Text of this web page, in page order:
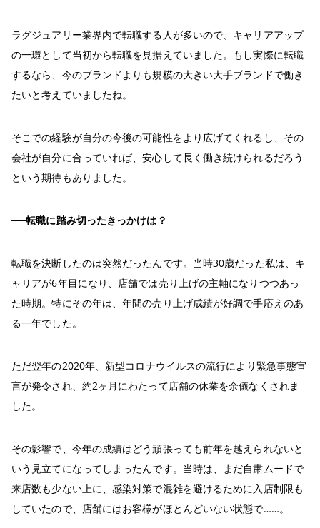
ラグジュアリー業界内で転職する人が多いので、キャリアアップ
の一環として当初から転職を見据えていました。もし実際に転職
するなら、今のブランドよりも規模の大きい大手ブランドで働き
たいと考えていましたね。
そこでの経験が自分の今後の可能性をより広げてくれるし、その
会社が自分に合っていれば、安心して長く働き続けられるだろう
という期待もありました。
──転職に踏み切ったきっかけは？
転職を決断したのは突然だったんです。当時30歳だった私は、キ
ャリアが6年目になり、店舗では売り上げの主軸になりつつあっ
た時期。特にその年は、年間の売り上げ成績が好調で手応えのあ
る一年でした。
ただ翌年の2020年、新型コロナウイルスの流行により緊急事態宣
言が発令され、約2ヶ月にわたって店舗の休業を余儀なくされま
した。
その影響で、今年の成績はどう頑張っても前年を越えられないと
いう見立てになってしまったんです。当時は、まだ自粛ムードで
来店数も少ない上に、感染対策で混雑を避けるために入店制限も
していたので、店舗にはお客様がほとんどいない状態で……。